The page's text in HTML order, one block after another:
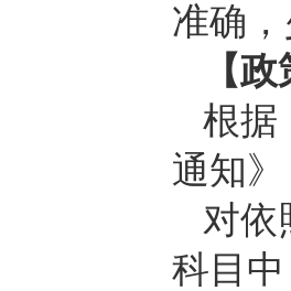
准确
【
根据
通知
对依
科目